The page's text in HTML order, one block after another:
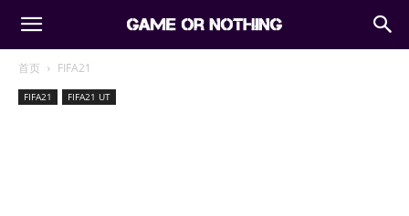
首页 FIFA21
FIFA21 FIFA21 UT